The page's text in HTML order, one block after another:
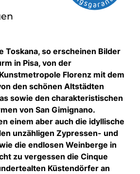
Toskana, so erscheinen Bilder
in Pisa, von der
Florenz mit dem
den schönen Altstädten
sowie den charakteristischen
von San Gimignano.
einem aber auch die idyllische
unzähligen Zypressen- und
die endlosen Weinberge in
zu vergessen die Cinque
Küstendörfer an